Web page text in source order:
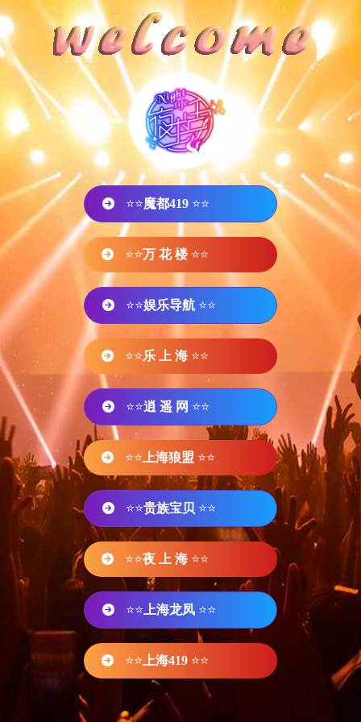
⭐⭐魔都419 ⭐⭐
⭐⭐万 花 楼 ⭐⭐
⭐⭐娱乐导航 ⭐⭐
⭐⭐乐 上 海 ⭐⭐
⭐⭐逍 遥 网 ⭐⭐
⭐⭐ 上海狼盟 ⭐⭐
⭐⭐贵族宝贝 ⭐⭐
⭐⭐夜 上 海 ⭐⭐
⭐⭐ 上海龙凤 ⭐⭐
⭐⭐ 上海419 ⭐⭐